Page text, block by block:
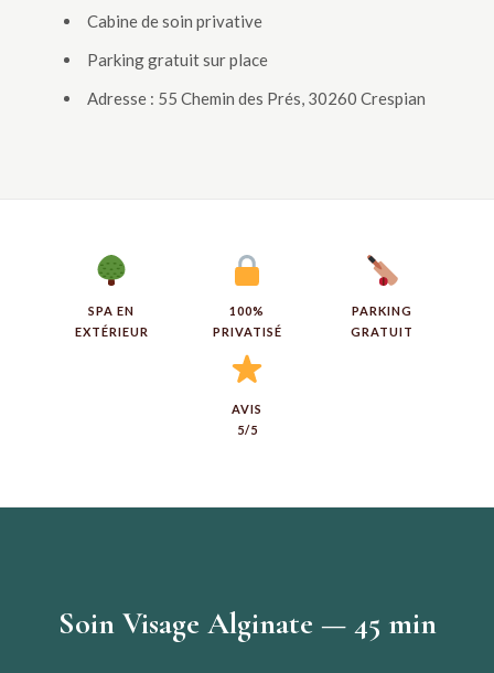
Cabine de soin privative
Parking gratuit sur place
Adresse : 55 Chemin des Prés, 30260 Crespian
SPA EN
EXTÉRIEUR
100%
PRIVATISÉ
PARKING
GRATUIT
AVIS
5/5
Soin Visage Alginate — 45 min